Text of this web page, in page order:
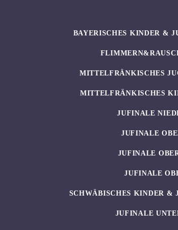
BAYERISCHES KINDER &
MITTELFRÄNKISCHES
MITTELFRÄNKISCHES
JUFINALE
JUFINALE
JUFINALE
JUFINALE
SCHWÄBISCHES KINDER &
JUFINALE